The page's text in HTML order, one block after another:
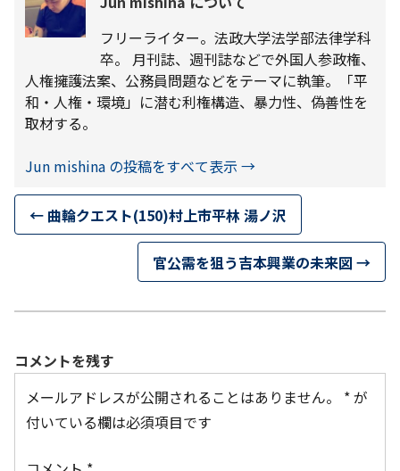
フリーライター。法政大学法学部法律学科
卒。 月刊誌、週刊誌などで外国人参政権、
人権擁護法案、公務員問題などをテーマに執筆。「平
和・人権・環境」に潜む利権構造、暴力性、偽善性を
取材する。
Jun mishina の投稿をすべて表示 →
← 曲輪クエスト(150)村上市平林 湯ノ沢
官公需を狙う吉本興業の未来図 →
コメントを残す
メールアドレスが公開されることはありません。
*が
付いている欄は必須項目です